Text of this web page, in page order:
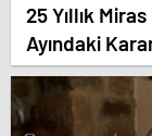
25 Yıllık
Ayındaki